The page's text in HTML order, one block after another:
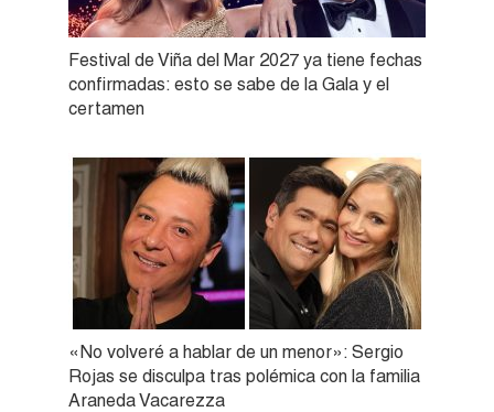
Festival de Viña del Mar 2027 ya tiene fechas
confirmadas: esto se sabe de la Gala y el
certamen
«No volveré a hablar de un menor»: Sergio
Rojas se disculpa tras polémica con la familia
Araneda Vacarezza